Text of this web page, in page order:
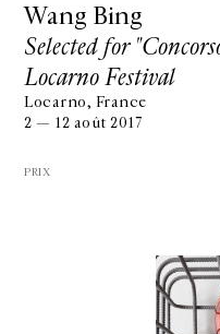
Wang Bing
Selected for
Locarno Festival
Locarno, France
2 — 12 août 2017
PRIX